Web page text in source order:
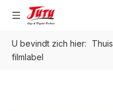
U bevindt zich hier: Thuis
filmlabel